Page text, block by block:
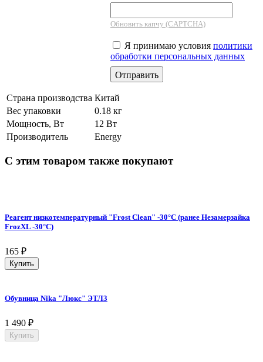
Обновить капчу (CAPTCHA)
Я принимаю условия политики
обработки персональных данных
Страна производства Китай
Вес упаковки
0.18 кг
Мощность, Вт
12 Вт
Производитель
Energy
С этим товаром также покупают
Реагент низкотемпературный "Frost Clean" -30°C (ранее Незамерзайка
FrozXL -30°C)
165 ₽
Купить
Обувница Nika "Люкс" ЭТЛ3
1 490 ₽
Купить